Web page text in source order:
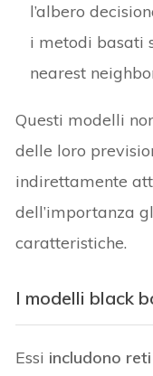
l’albero
i metodi basati
nearest
Questi modelli
delle loro
indirettamente
dell’importanza
caratteristiche.
I modelli black
Essi includono